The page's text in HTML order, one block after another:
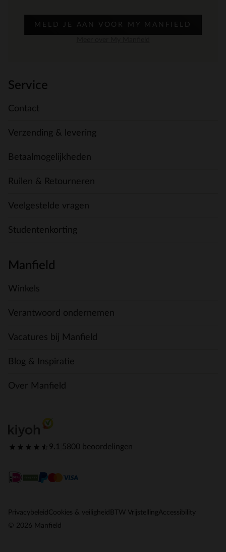
MELD JE AAN VOOR MY MANFIELD
Service
Contact
Verzending & levering
Betaalmogelijkheden
Ruilen & Retourneren
Veelgestelde vragen
Studentenkorting
Manfield
Winkels
Verantwoord ondernemen
Vacatures bij Manfield
Blog & Inspiratie
Over Manfield
9.1 5800 beoordelingen
Privacybeleid Cookies & veiligheid BTW VrijstellingAccessibility
© 2026 Manfield